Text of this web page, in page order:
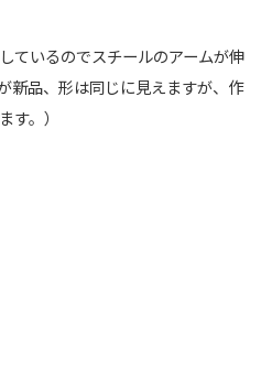
ているのでスチールのアームが伸
新品、形は同じに見えますが、作
す。）